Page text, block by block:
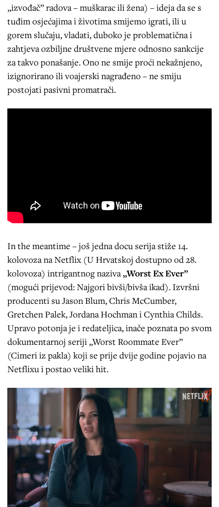
„izvođač” radova – muškarac ili žena) – ideja da se s
tuđim osjećajima i životima smijemo igrati, ili u
gorem slučaju, vladati, duboko je problematična i
zahtjeva ozbiljne društvene mjere odnosno sankcije
za takvo ponašanje. Ono ne smije proći nekažnjeno,
izignorirano ili voajerski nagrađeno – ne smiju
postojati pasivni promatrači.
In the meantime – još jedna docu serija stiže 14.
kolovoza na Netflix (U Hrvatskoj dostupno od 28.
kolovoza) intrigantnog naziva„Worst Ex Ever”
(mogući prijevod: Najgori bivši/bivša ikad). Izvršni
producenti su Jason Blum, Chris McCumber,
Gretchen Palek, Jordana Hochman i Cynthia Childs.
Upravo potonja je i redateljica, inače poznata po svom
dokumentarnoj seriji „Worst Roommate Ever”
(Cimeri iz pakla) koji se prije dvije godine pojavio na
Netflixu i postao veliki hit.